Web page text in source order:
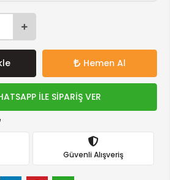
Hemen Al
İLE SİPARİŞ VER
Güvenli Alışveriş